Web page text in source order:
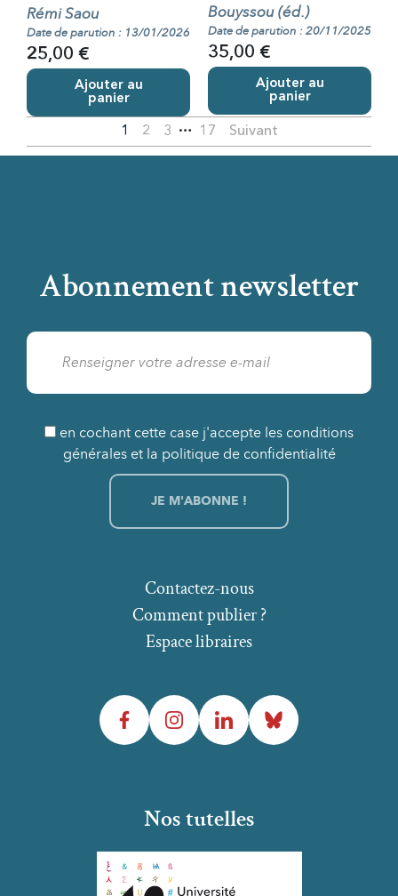
Rémi Saou
Date de parution : 13/01/2026
25,00 €
Ajouter au
panier
Bouyssou (éd.)
Date de parution : 20/11/2025
35,00 €
Ajouter au
panier
1 2 3 … 17 Suivant
Abonnement newsletter
en cochant cette case j'accepte les conditions
générales et la politique de confidentialité
Comment publier ?
Espace libraires
Contactez-nous
FacebookInstagramLinkedInBluesky
Nos tutelles